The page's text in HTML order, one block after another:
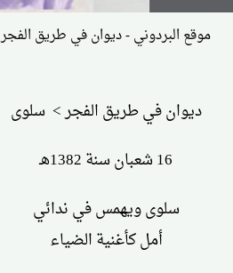
موقع البردوني - ديوان في طريق الفجر
ديوان في طريق الفجر > سلوى
16 شعبان سنة 1382هـ
سلوى ويهمس في ندائي
أمل كأغنية الضياء